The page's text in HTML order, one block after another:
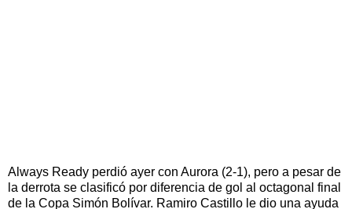
Always Ready perdió ayer con Aurora (2-1), pero a pesar de
la derrota se clasificó por diferencia de gol al octagonal final
de la Copa Simón Bolívar. Ramiro Castillo le dio una ayuda